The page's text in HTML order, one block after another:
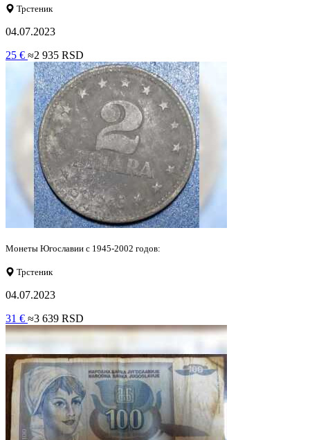
Трстеник
04.07.2023
25 € ≈2 935 RSD
Монеты Югославии с 1945-2002 годов:
Трстеник
04.07.2023
31 € ≈3 639 RSD